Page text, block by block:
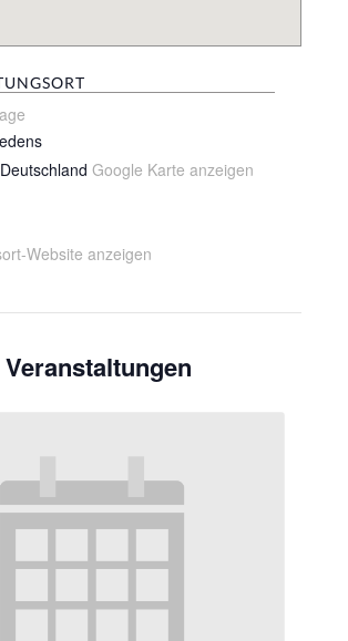
Deutschland Google Karte anzeigen
Website anzeigen